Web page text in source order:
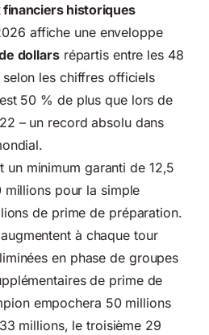
financiers historiques
affiche une enveloppe
dollarsrépartis entre les 48
selon les chiffres officiels
50 % de plus que lors de
– un record absolu dans
un minimum garanti de 12,5
millions pour la simple
de prime de préparation.
à chaque tour
en phase de groupes
de prime de
empochera 50 millions
millions, le troisième 29